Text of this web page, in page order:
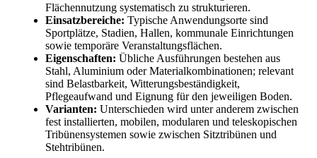
Flächennutzung systematisch zu strukturieren.
Einsatzbereiche: Typische Anwendungsorte sind
Sportplätze, Stadien, Hallen, kommunale Einrichtungen
sowie temporäre Veranstaltungsflächen.
Eigenschaften: Übliche Ausführungen bestehen aus
Stahl, Aluminium oder Materialkombinationen; relevant
sind Belastbarkeit, Witterungsbeständigkeit,
Pflegeaufwand und Eignung für den jeweiligen Boden.
Varianten: Unterschieden wird unter anderem zwischen
fest installierten, mobilen, modularen und teleskopischen
Tribünensystemen sowie zwischen Sitztribünen und
Stehtribünen.